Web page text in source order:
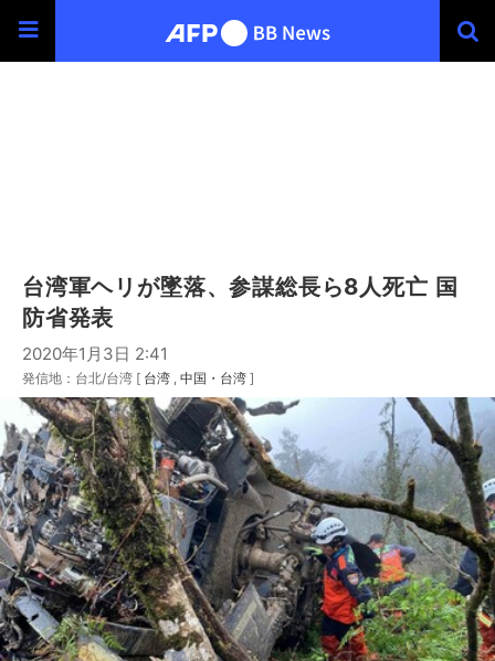
台湾軍ヘリが墜落、参謀総長ら8人死亡 国
防省発表
2020年1月3日 2:41
発信地：台北/台湾 [ 台湾 中国・台湾 ]